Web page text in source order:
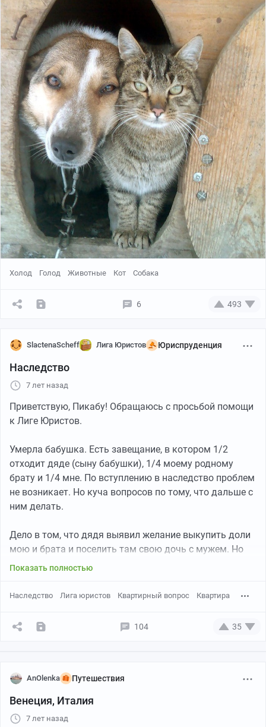
Холод Голод Животные Кот Собака
6 493
SlactenaScheff Лига Юристов Юриспруденция
Наследство
7 лет назад
Приветствую, Пикабу! Обращаюсь с просьбой помощи
к Лиге Юристов.
Умерла бабушка. Есть завещание, в котором 1/2
отходит дяде (сыну бабушки), 1/4 моему родному
брату и 1/4 мне. По вступлению в наследство проблем
не возникает. Но куча вопросов по тому, что дальше с
ним делать.
Дело в том, что дядя выявил желание выкупить доли
мою и брата и поселить там свою дочь с мужем. Но
зная расчетливый характер их семьи, я опасаюсь того,
свидетельство о собственности, пропишут своих
лесом, так ничего и не заплатив.
толком не смогу. Конечно, придётся подавать в суд, и
видится, что будет это выполняться либо малыми
крошками, либо через приставов (им не впервой с
Показать полностью
Наследство Лига юристов Квартирный вопрос Квартира
104 35
AnOlenka Путешествия
Венеция, Италия
7 лет назад